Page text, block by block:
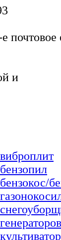
почтовое